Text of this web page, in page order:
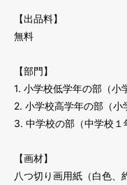
【出品料】
無料
【部門】
1. 小学校低学年の部（小
2. 小学校高学年の部（小
3. 中学校の部（中学校１
【画材】
八つ切り画用紙（白色